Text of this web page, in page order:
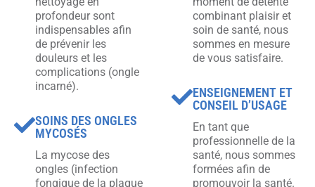
profondeur sont
indispensables afin
de prévenir les
douleurs et les
complications (ongle
incarné).
SOINS DES ONGLES
MYCOSÉS
La mycose des
ongles (infection
fongique de la plaque
combinant plaisir et
soin de santé, nous
sommes en mesure
de vous satisfaire.
ENSEIGNEMENT ET
CONSEIL D’USAGE
En tant que
professionnelle de la
santé, nous sommes
formées afin de
promouvoir la santé.